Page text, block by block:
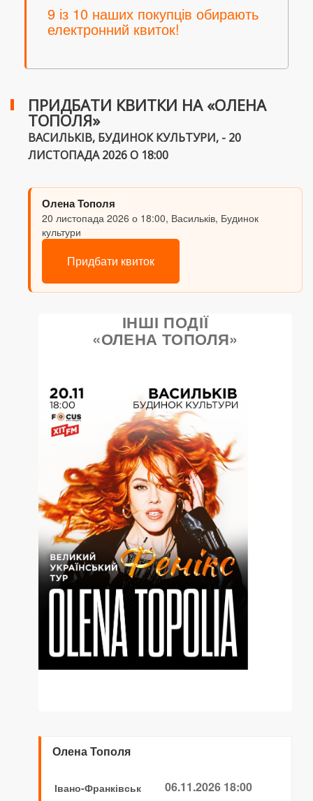
9 із 10 наших покупців обирають
електронний квиток!
ПРИДБАТИ КВИТКИ НА «ОЛЕНА
ТОПОЛЯ»
ВАСИЛЬКІВ, БУДИНОК КУЛЬТУРИ, - 20
ЛИСТОПАДА 2026 О 18:00
Олена Тополя
20 листопада 2026 о 18:00, Васильків, Будинок
культури
Придбати квиток
ІНШІ ПОДІЇ
«ОЛЕНА ТОПОЛЯ»
Олена Тополя
Івано-Франківськ 06.11.2026 18:00